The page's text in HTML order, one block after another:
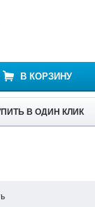
В КОРЗИНУ
В ОДИН КЛИК